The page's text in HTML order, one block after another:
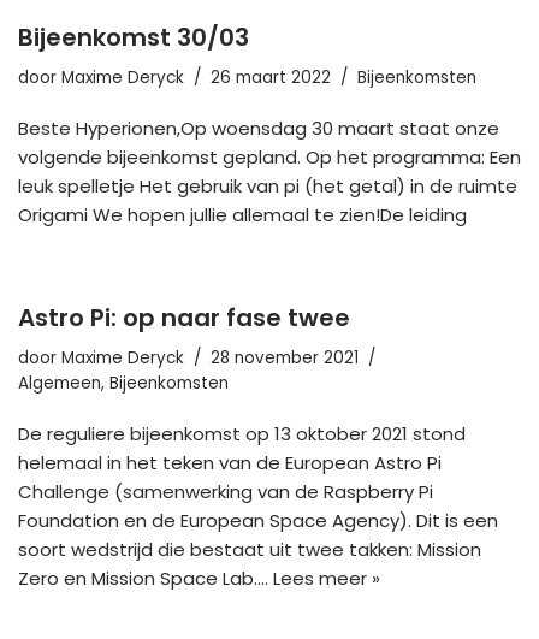
Bijeenkomst 30/03
door Maxime Deryck 26 maart 2022 Bijeenkomsten
Beste Hyperionen,Op woensdag 30 maart staat onze
volgende bijeenkomst gepland. Op het programma: Een
leuk spelletje Het gebruik van pi (het getal) in de ruimte
Origami We hopen jullie allemaal te zien!De leiding
Astro Pi: op naar fase twee
door Maxime Deryck
28 november 2021
Algemeen, Bijeenkomsten
De reguliere bijeenkomst op 13 oktober 2021 stond
helemaal in het teken van de European Astro Pi
Challenge (samenwerking van de Raspberry Pi
Foundation en de European Space Agency). Dit is een
soort wedstrijd die bestaat uit twee takken: Mission
Zero en Mission Space Lab.… Lees meer »